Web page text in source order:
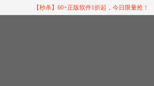
【秒杀】60+正版软件1折起，今日限量抢！